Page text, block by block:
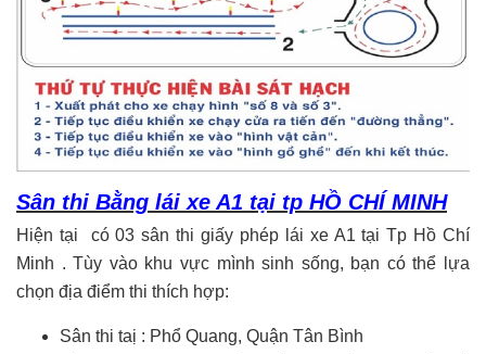
Sân thi Bằng lái xe A1 tại tp HỒ CHÍ MINH
Hiện tại có 03 sân thi giấy phép lái xe A1 tại Tp Hồ Chí
Minh . Tùy vào khu vực mình sinh sống, bạn có thể lựa
chọn địa điểm thi thích hợp:
Sân thi taị : Phổ Quang, Quận Tân Bình